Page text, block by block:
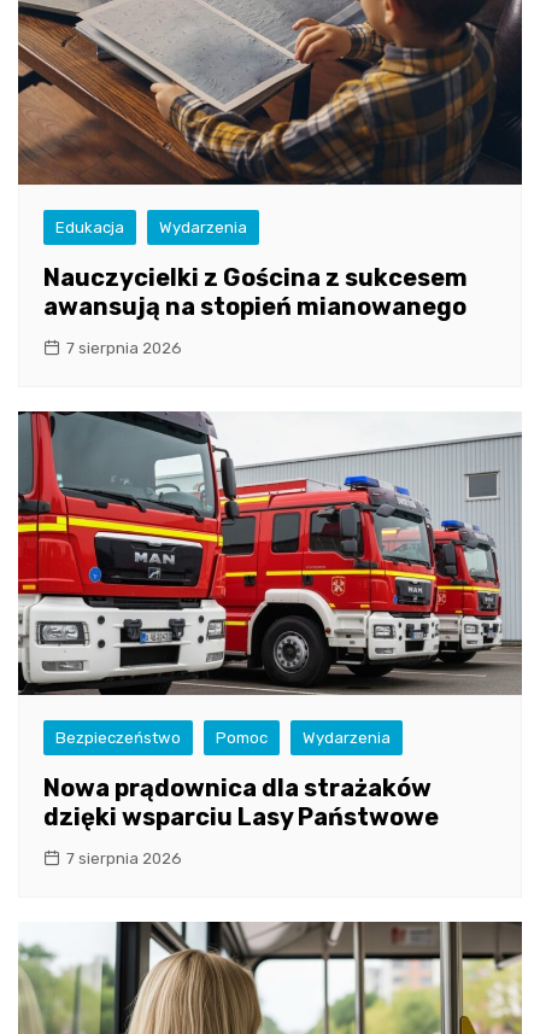
Edukacja Wydarzenia
Nauczycielki z Gościna z sukcesem
awansują na stopień mianowanego
7 sierpnia 2026
Bezpieczeństwo Pomoc Wydarzenia
Nowa prądownica dla strażaków
dzięki wsparciu Lasy Państwowe
7 sierpnia 2026